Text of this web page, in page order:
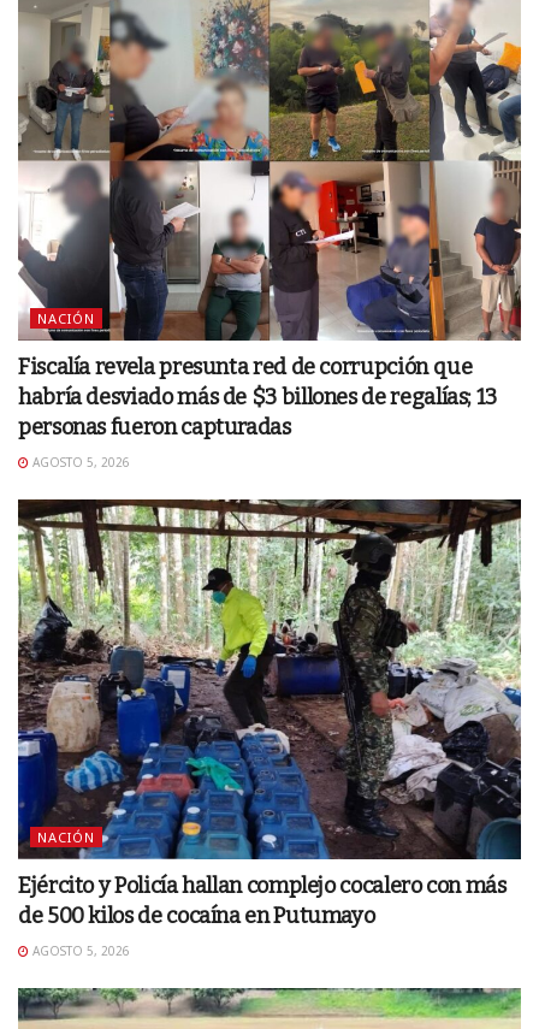
NACIÓN
Fiscalía revela presunta red de corrupción que
habría desviado más de $3 billones de regalías; 13
personas fueron capturadas
AGOSTO 5, 2026
NACIÓN
Ejército y Policía hallan complejo cocalero con más
de 500 kilos de cocaína en Putumayo
AGOSTO 5, 2026